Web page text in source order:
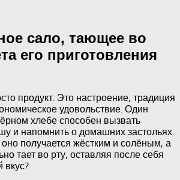
сало, тающее во
его приготовления
продукт. Это настроение, традиция
удовольствие. Один
хлебе способен вызвать
и напомнить о домашних застольях.
получается жёстким и солёным, а
тает во рту, оставляя после себя